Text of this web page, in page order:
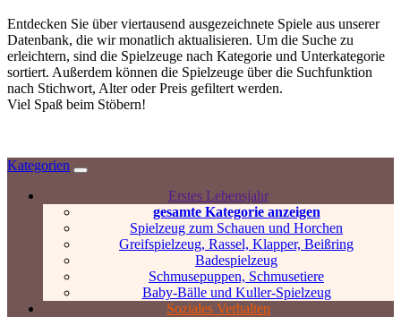
Entdecken Sie über viertausend ausgezeichnete Spiele aus unserer
Datenbank, die wir monatlich aktualisieren. Um die Suche zu
erleichtern, sind die Spielzeuge nach Kategorie und Unterkategorie
sortiert. Außerdem können die Spielzeuge über die Suchfunktion
nach Stichwort, Alter oder Preis gefiltert werden.
Viel Spaß beim Stöbern!
Kategorien
Erstes Lebensjahr
gesamte Kategorie anzeigen
Spielzeug zum Schauen und Horchen
Greifspielzeug, Rassel, Klapper, Beißring
Badespielzeug
Schmusepuppen, Schmusetiere
Baby-Bälle und Kuller-Spielzeug
Soziales Verhalten